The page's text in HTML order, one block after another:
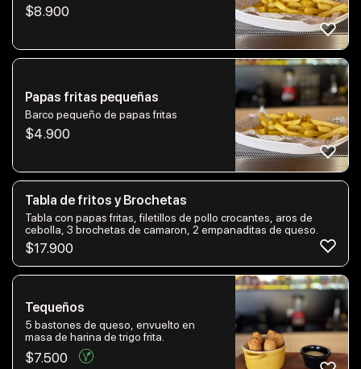
$8.900
Papas fritas pequeñas
Barco pequeño de papas fritas
$4.900
Tabla de fritos y Brochetas
Tabla con papas fritas, filetillos de pollo crocantes, aros de
cebolla, 3 brochetas de camaron, 2 empanaditas de queso.
$17.900
Tequeños
5 bastones de queso, envuelto en
masa de harina de trigo frita.
$7.500